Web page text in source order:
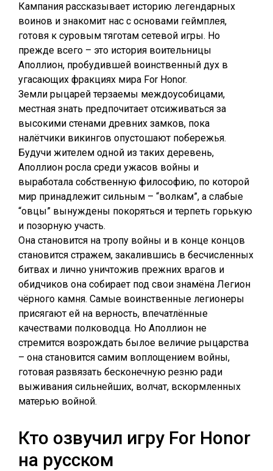
Кампания рассказывает историю легендарных
воинов и знакомит нас с основами геймплея,
готовя к суровым тяготам сетевой игры. Но
прежде всего – это история воительницы
Аполлион, пробудившей воинственный дух в
угасающих фракциях мира For Honor.
Земли рыцарей терзаемы междоусобицами,
местная знать предпочитает отсиживаться за
высокими стенами древних замков, пока
налётчики викингов опустошают побережья.
Будучи жителем одной из таких деревень,
Аполлион росла среди ужасов войны и
выработала собственную философию, по которой
мир принадлежит сильным – “волкам”, а слабые
“овцы” вынуждены покоряться и терпеть горькую
и позорную участь.
Она становится на тропу войны и в конце концов
становится стражем, закалившись в бесчисленных
битвах и лично уничтожив прежних врагов и
обидчиков она собирает под свои знамёна Легион
чёрного камня. Самые воинственные легионеры
присягают ей на верность, впечатлённые
качествами полководца. Но Аполлион не
стремится возрождать былое величие рыцарства
– она становится самим воплощением войны,
готовая развязать бесконечную резню ради
выживания сильнейших, волчат, вскормленных
матерью войной.
Кто озвучил игру For Honor
на русском